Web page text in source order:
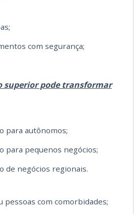
com segurança;
superior pode transformar
para autônomos;
para pequenos negócios;
de negócios regionais.
pessoas com comorbidades;